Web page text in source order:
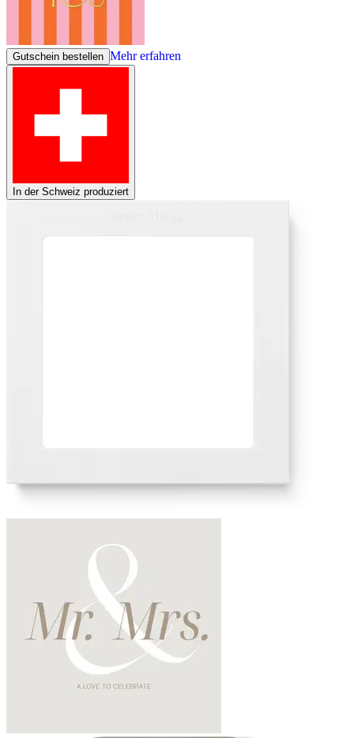
Gutschein bestellen Mehr erfahren
In der Schweiz produziert